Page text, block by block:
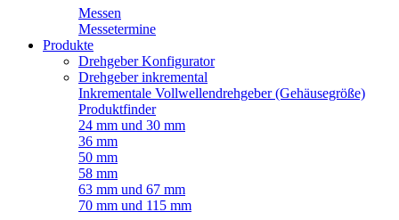
Messen
Messetermine
Produkte
Drehgeber Konfigurator
Drehgeber inkremental
Inkrementale Vollwellendrehgeber (Gehäusegröße)
Produktfinder
24 mm und 30 mm
36 mm
50 mm
58 mm
63 mm und 67 mm
70 mm und 115 mm